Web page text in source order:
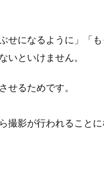
せになるように」「
いといけません。
せるためです。
撮影が行われること